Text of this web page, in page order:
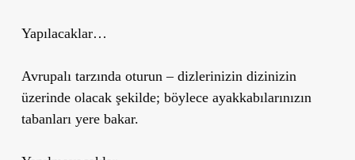
Yapılacaklar…
Avrupalı tarzında oturun – dizlerinizin dizinizin
üzerinde olacak şekilde; böylece ayakkabılarınızın
tabanları yere bakar.